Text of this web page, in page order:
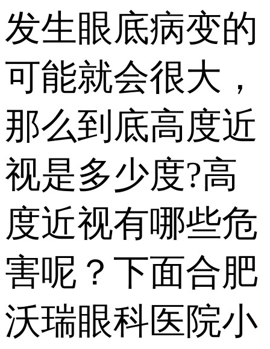
发生眼底病变的
可能就会很大，
那么到底高度近
视是多少度?高
度近视有哪些危
害呢？下面合肥
沃瑞眼科医院小